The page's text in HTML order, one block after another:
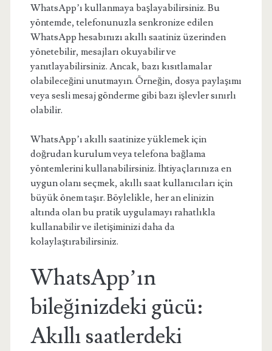
WhatsApp’ı kullanmaya başlayabilirsiniz. Bu
yöntemde, telefonunuzla senkronize edilen
WhatsApp hesabınızı akıllı saatiniz üzerinden
yönetebilir, mesajları okuyabilir ve
yanıtlayabilirsiniz. Ancak, bazı kısıtlamalar
olabileceğini unutmayın. Örneğin, dosya paylaşımı
veya sesli mesaj gönderme gibi bazı işlevler sınırlı
olabilir.
WhatsApp’ı akıllı saatinize yüklemek için
doğrudan kurulum veya telefona bağlama
yöntemlerini kullanabilirsiniz. İhtiyaçlarınıza en
uygun olanı seçmek, akıllı saat kullanıcıları için
büyük önem taşır. Böylelikle, her an elinizin
altında olan bu pratik uygulamayı rahatlıkla
kullanabilir ve iletişiminizi daha da
kolaylaştırabilirsiniz.
WhatsApp’ın
bileğinizdeki gücü:
Akıllı saatlerdeki